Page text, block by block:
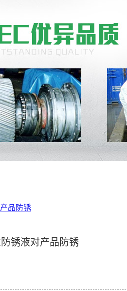
品防锈
锈液对产品防锈